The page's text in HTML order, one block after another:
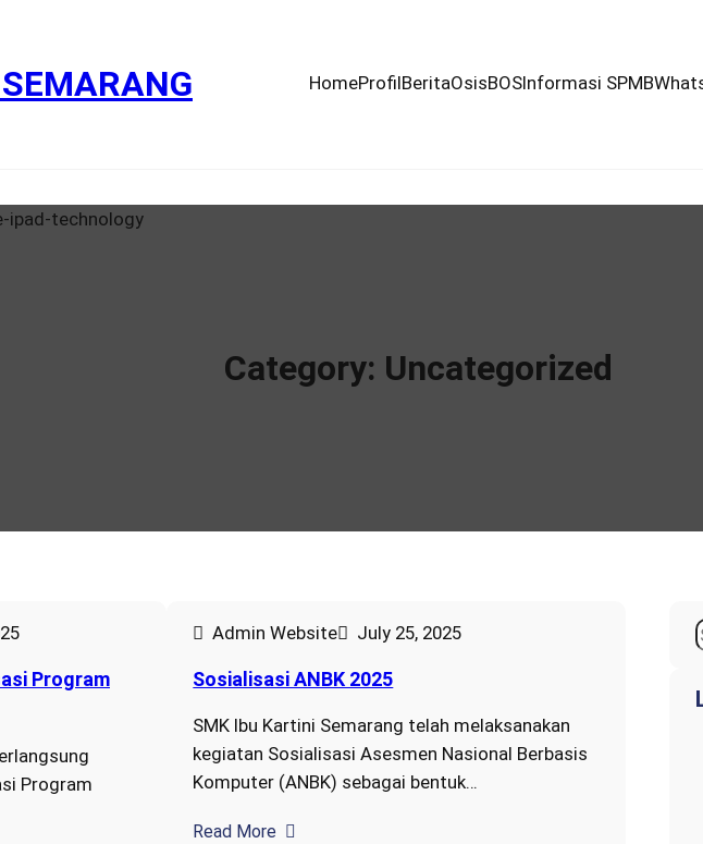
HomeProfilBeritaOsisBOSInformasi SPMB
Category: Uncategorized
Program
Program
Admin Website July 25, 2025
Sosialisasi ANBK 2025
SMK Ibu Kartini Semarang telah melaksanakan
kegiatan Sosialisasi Asesmen Nasional Berbasis
Komputer (ANBK) sebagai bentuk…
Read More
a